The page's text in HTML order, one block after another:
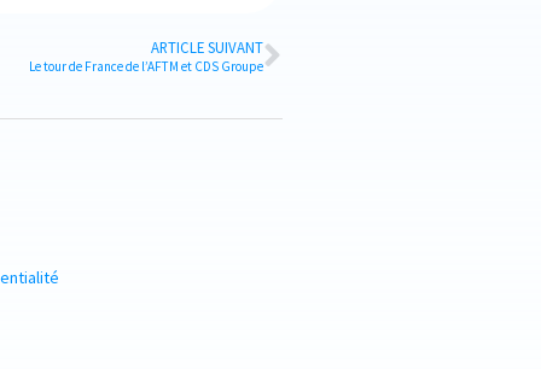
ARTICLE SUIVANT
Le tour de France de l’AFTM et CDS Groupe